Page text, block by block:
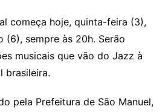
começa hoje, quinta-feira (3),
(6), sempre às 20h. Serão
musicais que vão do Jazz à
brasileira.
pela Prefeitura de São Manuel,